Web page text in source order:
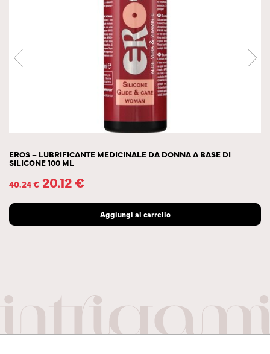
EROS – LUBRIFICANTE MEDICINALE DA DONNA A BASE DI
SILICONE 100 ML
40.24€ 20.12€
Aggiungi al carrello